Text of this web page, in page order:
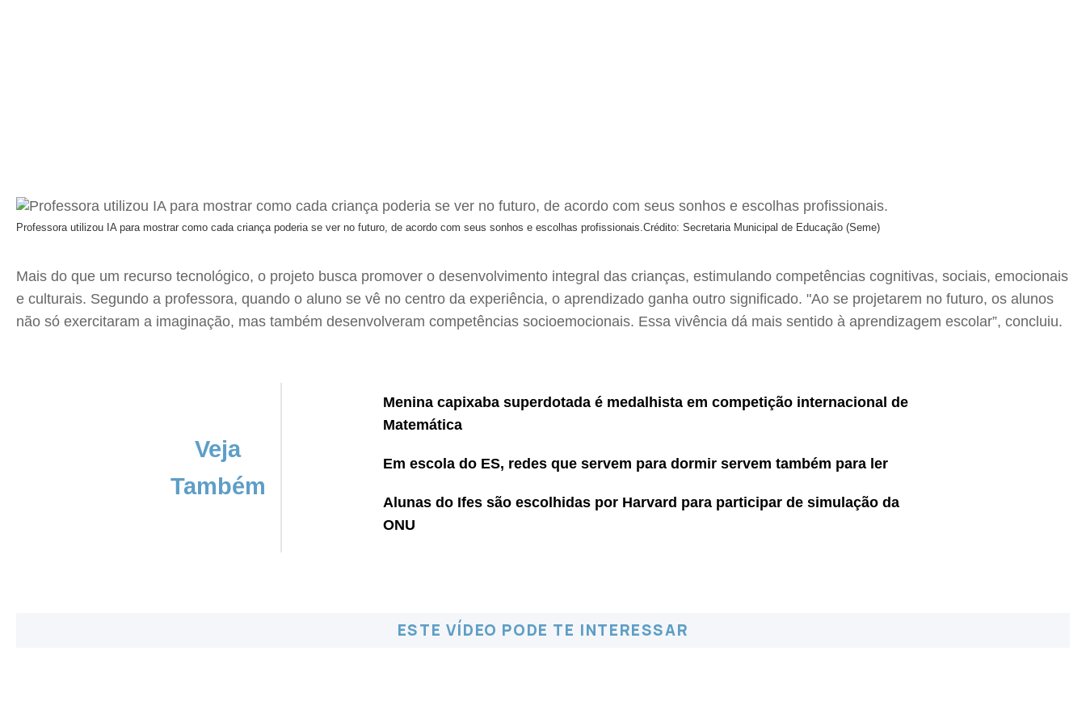
Professora utilizou IA para mostrar como cada criança poderia se ver no futuro, de acordo com seus sonhos e escolhas profissionais. Crédito: Secretaria Municipal de Educação (Seme)
Mais do que um recurso tecnológico, o projeto busca promover o desenvolvimento integral das crianças, estimulando competências cognitivas, sociais, emocionais
e culturais. Segundo a professora, quando o aluno se vê no centro da experiência, o aprendizado ganha outro significado. "Ao se projetarem no futuro, os alunos
não só exercitaram a imaginação, mas também desenvolveram competências socioemocionais. Essa vivência dá mais sentido à aprendizagem escolar”, concluiu.
Veja
Também
Menina capixaba superdotada é medalhista em competição internacional de
Matemática
Em escola do ES, redes que servem para dormir servem também para ler
Alunas do Ifes são escolhidas por Harvard para participar de simulação da
ONU
ESTE VÍDEO PODE TE INTERESSAR